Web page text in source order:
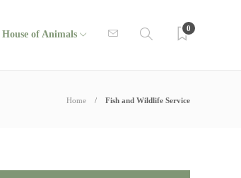
House of Animals
0
Home Fish and Wildlife Service